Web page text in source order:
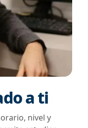
a ti
nivel y